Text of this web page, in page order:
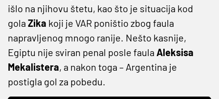
išlo na njihovu štetu, kao što je situacija kod
gola Zika koji je VAR poništio zbog faula
napravljenog mnogo ranije. Nešto kasnije,
Egiptu nije sviran penal posle faula Aleksisa
Mekalistera, a nakon toga – Argentina je
postigla gol za pobedu.